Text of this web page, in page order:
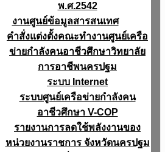
พ.ศ.2542
งานศูนย์ข้อมูลสารสนเทศ
คำสั่งแต่งตั้งคณะทำงานศูนย์เครือ
ข่ายกำลังคนอาชีวศึกษาวิทยาลัย
การอาชีพนครปฐม
ระบบ Internet
ระบบศูนย์เครือข่ายกำลังคน
อาชีวศึกษา V-COP
รายงานการลดใช้พลังงานของ
หน่วยงานราชการ จังหวัดนครปฐม